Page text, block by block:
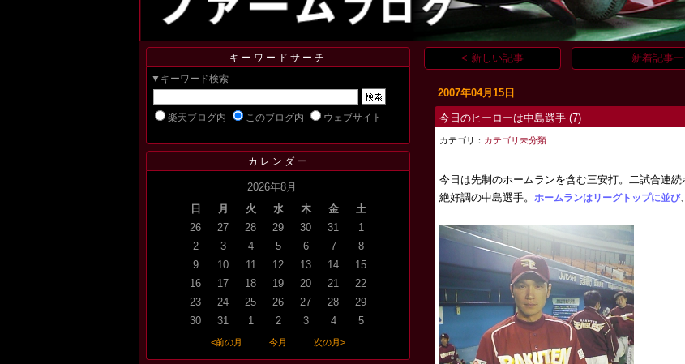
キーワードサーチ
▼キーワード検索
楽天ブログ内 このブログ内 ウェブサイト
カレンダー
2026年8月
日
月 火 水 木 金
土
26
27 28 29 30 31
1
2
3 4 5 6 7
8
9
10 11 12 13 14
15
16
17 18 19 20 21
22
23
24 25 26 27 28
29
30
31 1 2 3 4 5
<前の月 今月 次の月>
< 新しい記事 新着記事
2007年04月15日
今日のヒーローは中島選手 (7)
カテゴリ： カテゴリ未分類
今日は先制のホームランを含む三安打。二試合連
絶好調の中島選手。ホームランはリーグトップに並び